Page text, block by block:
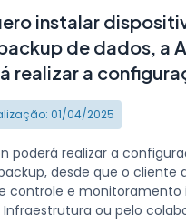
instalar
de dados, a
realizar a
01/04/2025
poderá realizar a
desde que o cliente
controle e monitoramento
ou pelo